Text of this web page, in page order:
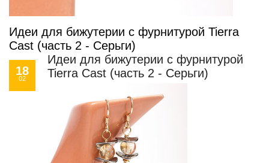
Идеи для бижутерии с фурнитурой Tierra
Cast (часть 2 - Серьги)
18
02
Идеи для бижутерии с фурнитурой
Tierra Cast (часть 2 - Серьги)